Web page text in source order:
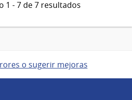
1 - 7 de 7 resultados
o sugerir mejoras